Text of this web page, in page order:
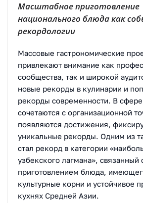
Масштабное приготовление
национального блюда как
рекордологии
Массовые гастрономические
привлекают внимание как
сообщества, так и широкой
новые рекорды в кулинарии и
рекорды современности. В
сочетаются с организационной
появляются достижения,
уникальные рекорды. Одним из
стал рекорд в категории
узбекского лагмана», связанный
приготовлением блюда,
культурные корни и устойчивое
кухнях Средней Азии.